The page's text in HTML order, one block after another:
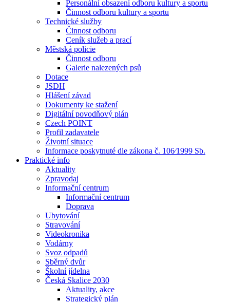
Personální obsazení odboru kultury a sportu
Činnost odboru kultury a sportu
Technické služby
Činnost odboru
Ceník služeb a prací
Městská policie
Činnost odboru
Galerie nalezených psů
Dotace
JSDH
Hlášení závad
Dokumenty ke stažení
Digitální povodňový plán
Czech POINT
Profil zadavatele
Životní situace
Informace poskytnuté dle zákona č. 106⁄1999 Sb.
Praktické info
Aktuality
Zpravodaj
Informační centrum
Informační centrum
Doprava
Ubytování
Stravování
Videokronika
Vodárny
Svoz odpadů
Sběrný dvůr
Školní jídelna
Česká Skalice 2030
Aktuality, akce
Strategický plán